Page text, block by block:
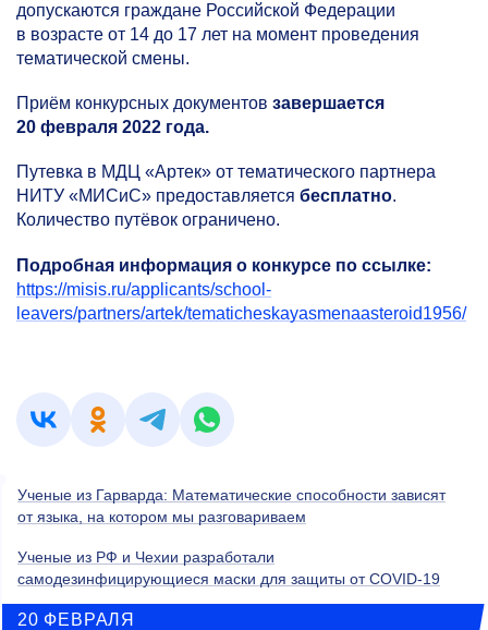
допускаются граждане Российской Федерации
в возрасте от 14 до 17 лет на момент проведения
тематической смены.
Приём конкурсных документов завершается
20 февраля 2022 года.
Путевка в МДЦ «Артек» от тематического партнера
НИТУ «МИСиС» предоставляется бесплатно.
Количество путёвок ограничено.
Подробная информация о конкурсе по ссылке:
https://misis.ru/applicants/school-
leavers/partners/artek/tematicheskayasmenaasteroid1956/
Ученые из Гарварда: Математические способности зависят
от языка, на котором мы разговариваем
Ученые из РФ и Чехии разработали
самодезинфицирующиеся маски для защиты от COVID-19
20 ФЕВРАЛЯ